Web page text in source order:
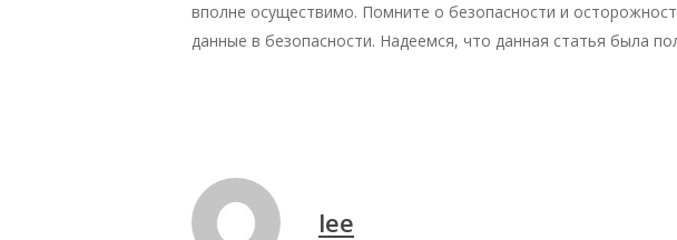
вполне осуществимо. Помните о безопасности и
данные в безопасности. Надеемся, что данная статья была
lee